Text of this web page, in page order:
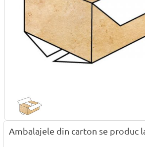
Ambalajele din carton se produc